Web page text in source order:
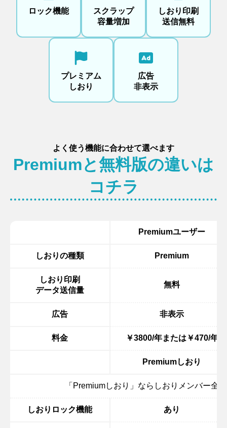
ロック機能
スクラップ
容量増加
しおり印刷
送信無料
プレミアム
しおり
広告
非表示
よく使う機能に合わせて選べます
Premiumと無料版の違いは
コチラ
Premiumユーザー
しおりの種類 Premium
しおり印刷
データ送信量
無料
広告 非表示
料金 ￥3800/年または￥470/年
Premiumしおり
「Premiumしおり」ならしおりメンバー全
しおりロック機能 あり